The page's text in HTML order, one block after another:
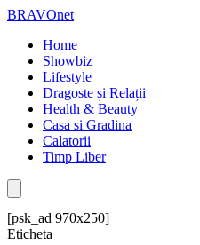
BRAVOnet
Home
Showbiz
Lifestyle
Dragoste și Relații
Health & Beauty
Casa si Gradina
Calatorii
Timp Liber
[psk_ad 970x250]
Eticheta